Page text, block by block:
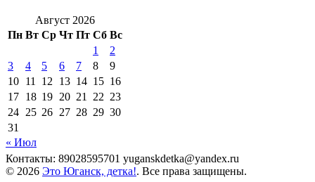
Август 2026
Пн Вт Ср Чт Пт Сб Вс
1
2
3
4 5 6 7 8
9
10 11 12 13 14 15 16
17 18 19 20 21 22 23
24 25 26 27 28 29 30
31
« Июл
Контакты: 89028595701 yuganskdetka@yandex.ru
© 2026 Это Юганск, детка!. Все права защищены.